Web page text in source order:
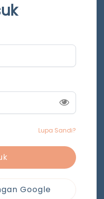
Lupa Sandi?
Google